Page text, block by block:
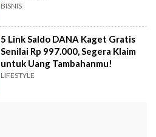
BISNIS
5 Link Saldo DANA Kaget Gratis
Senilai Rp 997.000, Segera Klaim
untuk Uang Tambahanmu!
LIFESTYLE